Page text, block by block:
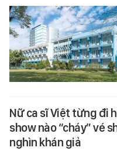
Nữ ca sĩ Việt từng đi
show nào “cháy” vé
nghìn khán giả